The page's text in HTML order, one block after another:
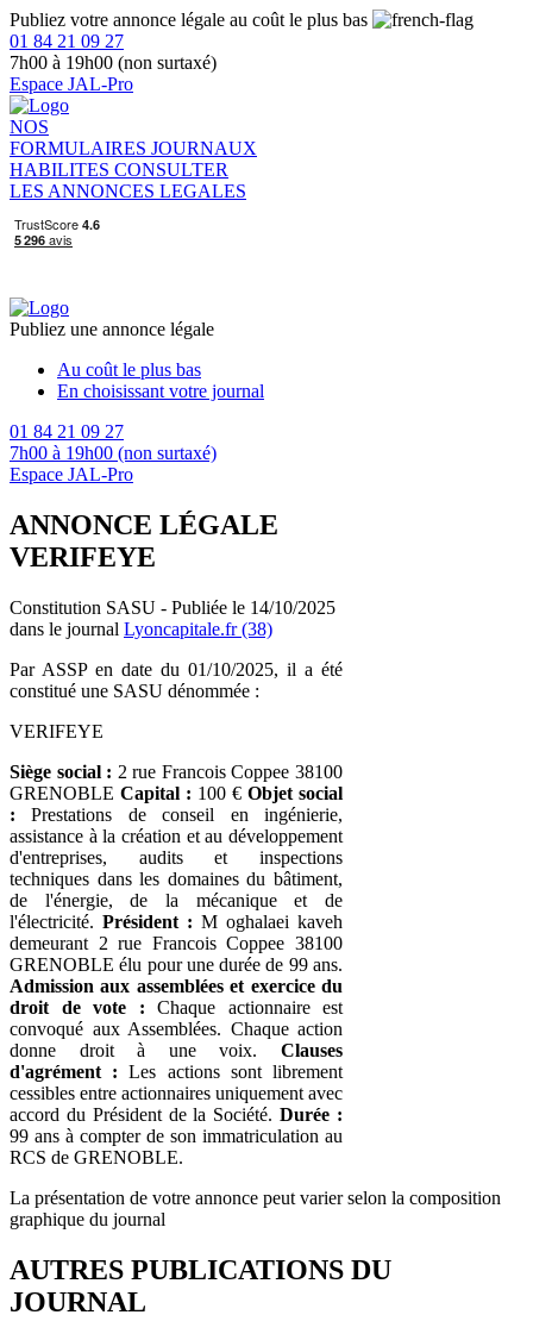
Publiez votre annonce légale au coût le plus bas
01 84 21 09 27
7h00 à 19h00 (non surtaxé)
Espace JAL-Pro
NOS
FORMULAIRES JOURNAUX
HABILITES CONSULTER
LES ANNONCES LEGALES
Publiez une annonce légale
Au coût le plus bas
En choisissant votre journal
01 84 21 09 27
7h00 à 19h00 (non surtaxé)
Espace JAL-Pro
ANNONCE LÉGALE
VERIFEYE
Constitution SASU - Publiée le 14/10/2025
dans le journal Lyoncapitale.fr (38)
Par ASSP en date du 01/10/2025, il a été
constitué une SASU dénommée :
VERIFEYE
Siège social : 2 rue Francois Coppee 38100
GRENOBLE Capital : 100 € Objet social
: Prestations de conseil en ingénierie,
assistance à la création et au développement
d'entreprises, audits et inspections
techniques dans les domaines du bâtiment,
de l'énergie, de la mécanique et de
l'électricité. Président : M oghalaei kaveh
demeurant 2 rue Francois Coppee 38100
GRENOBLE élu pour une durée de 99 ans.
Admission aux assemblées et exercice du
droit de vote : Chaque actionnaire est
convoqué aux Assemblées. Chaque action
donne droit à une voix. Clauses
d'agrément : Les actions sont librement
cessibles entre actionnaires uniquement avec
accord du Président de la Société.Durée :
99 ans à compter de son immatriculation au
RCS de GRENOBLE.
La présentation de votre annonce peut varier selon la composition
graphique du journal
AUTRES PUBLICATIONS DU
JOURNAL